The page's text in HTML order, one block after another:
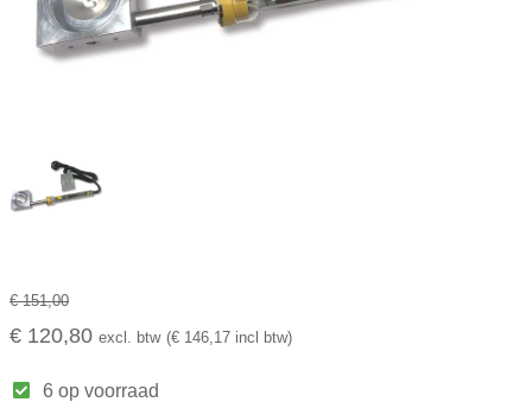
€ 151,00
€ 120,80 excl. btw (€ 146,17 incl btw)
6 op voorraad